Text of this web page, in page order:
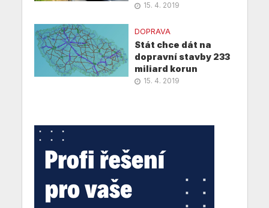
15. 4. 2019
DOPRAVA
Stát chce dát na
dopravní stavby 233
miliard korun
15. 4. 2019